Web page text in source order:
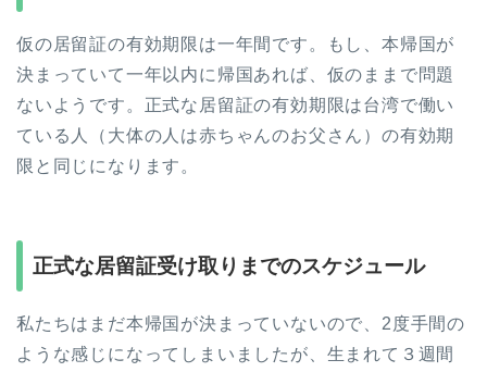
仮の居留証の有効期限は一年間です。もし、本帰国が
決まっていて一年以内に帰国あれば、仮のままで問題
ないようです。正式な居留証の有効期限は台湾で働い
ている人（大体の人は赤ちゃんのお父さん）の有効期
限と同じになります。
正式な居留証受け取りまでのスケジュール
私たちはまだ本帰国が決まっていないので、2度手間の
ような感じになってしまいましたが、生まれて３週間